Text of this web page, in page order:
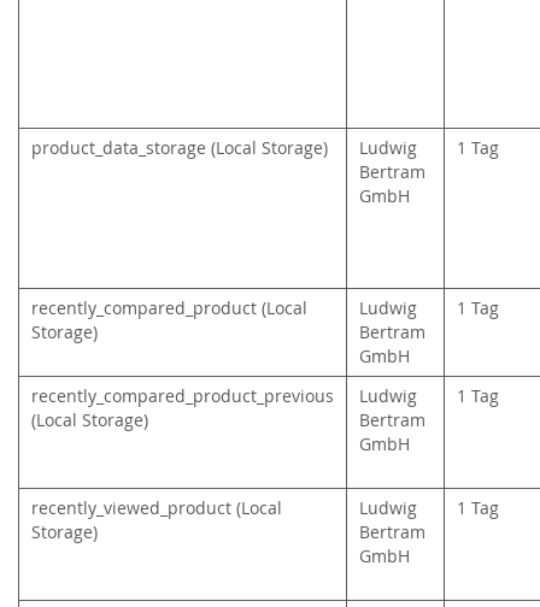
product_data_storage (Local Storage)
Ludwig
Bertram
GmbH
1 Tag
recently_compared_product (Local
Storage)
Ludwig
Bertram
GmbH
1 Tag
recently_compared_product_previous
(Local Storage)
Ludwig
Bertram
GmbH
1 Tag
recently_viewed_product (Local
Storage)
Ludwig
Bertram
GmbH
1 Tag